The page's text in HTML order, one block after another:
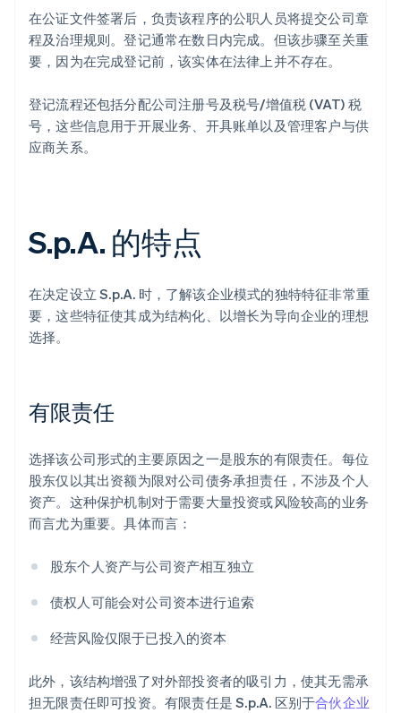
在公证文件签署后，负责该程序的公职人员将提交公司章
程及治理规则。登记通常在数日内完成。但该步骤至关重
要，因为在完成登记前，该实体在法律上并不存在。
登记流程还包括分配公司注册号及税号/增值税 (VAT) 税
号，这些信息用于开展业务、开具账单以及管理客户与供
应商关系。
S.p.A. 的特点
在决定设立 S.p.A. 时，了解该企业模式的独特特征非常重
要，这些特征使其成为结构化、以增长为导向企业的理想
选择。
有限责任
选择该公司形式的主要原因之一是股东的有限责任。每位
股东仅以其出资额为限对公司债务承担责任，不涉及个人
资产。这种保护机制对于需要大量投资或风险较高的业务
而言尤为重要。具体而言：
股东个人资产与公司资产相互独立
债权人可能会对公司资本进行追索
经营风险仅限于已投入的资本
此外，该结构增强了对外部投资者的吸引力，使其无需承
担无限责任即可投资。有限责任是 S.p.A. 区别于合伙企业